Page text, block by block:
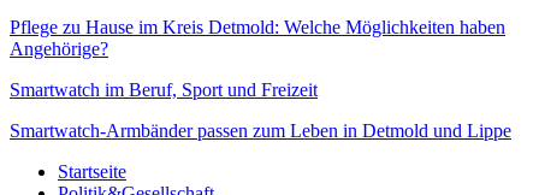
Pflege zu Hause im Kreis Detmold: Welche Möglichkeiten haben
Angehörige?
Smartwatch im Beruf, Sport und Freizeit
Smartwatch-Armbänder passen zum Leben in Detmold und Lippe
Startseite